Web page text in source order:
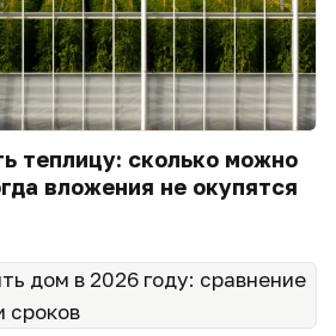
теплицу: сколько можно
вложения не окупятся